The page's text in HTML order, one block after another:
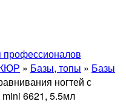
профессионалов
» Базы, топы » Базы
ногтей с
mini 6621, 5.5мл